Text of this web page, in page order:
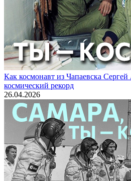
Как космонавт из Чапаевска
космический рекорд
26.04.2026